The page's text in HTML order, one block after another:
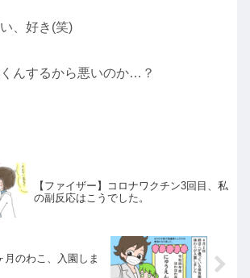
、好き(笑)
んするから悪いのか…？
【ファイザー】コロナワクチン3回目、私
の副反応はこうでした。
のわこ、入園しま